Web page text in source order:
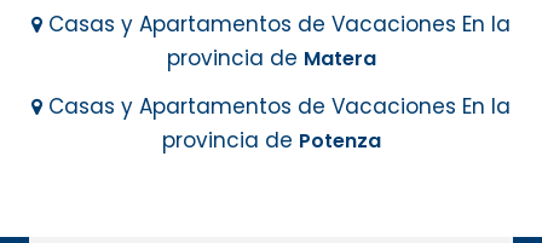
Casas y Apartamentos de Vacaciones En la
provincia de Matera
Casas y Apartamentos de Vacaciones En la
provincia de Potenza